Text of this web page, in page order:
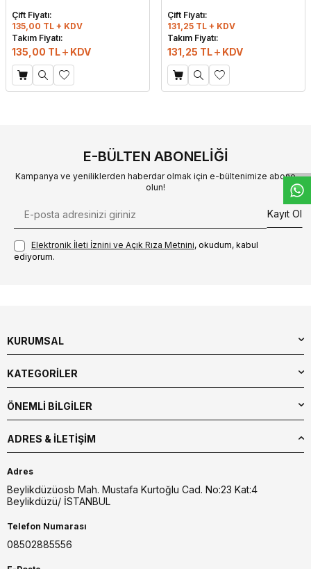
Çift Fiyatı:
135,00 TL + KDV
Takım Fiyatı:
135,00 TL KDV
Çift Fiyatı:
131,25 TL + KDV
Takım Fiyatı:
131,25 TL KDV
E-BÜLTEN ABONELIĞI
Kampanya ve yeniliklerden haberdar olmak için e-bültenimize abone
olun!
Kayıt Ol
Elektronik İleti İzni‌ni ve Açık Rıza Metni‌ni, okudum, kabul
ediyorum.
KURUMSAL
KATEGORİLER
ÖNEMLİ BİLGİLER
ADRES & İLETIŞIM
Adres
Beylikdüzüosb Mah. Mustafa Kurtoğlu Cad. No:23 Kat:4
Beylikdüzü/ İSTANBUL
Telefon Numarası
08502885556